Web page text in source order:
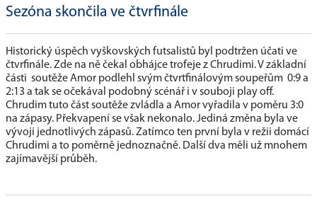
Sezóna skončila ve čtvrfinále
Historický úspěch vyškovských futsalistů byl podtržen účati ve
čtvrfinále. Zde na ně čekal obhájce trofeje z Chrudimi. V základní
části soutěže Amor podlehl svým čtvrtfinálovým soupeřům 0:9 a
2:13 a tak se očekával podobný scénář i v souboji play off.
Chrudim tuto část soutěže zvládla a Amor vyřadila v poměru 3:0
na zápasy. Překvapení se však nekonalo. Jediná změna byla ve
vývoji jednotlivých zápasů. Zatímco ten první byla v režii domácí
Chrudimi a to poměrně jednoznačně. Další dva měli už mnohem
zajímavější průběh.